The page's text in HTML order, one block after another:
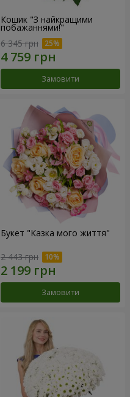
Кошик "З найкращими
побажаннями!"
6 345 грн
Замовити
Букет "Казка мого життя"
2 443 грн
Замовити